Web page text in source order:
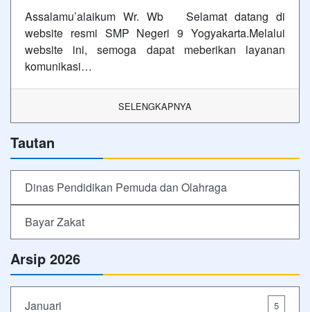
Assalamu’alaikum Wr. Wb Selamat datang di
website resmi SMP Negeri 9 Yogyakarta.Melalui
website ini, semoga dapat meberikan layanan
komunikasi…
SELENGKAPNYA
Tautan
Dinas Pendidikan Pemuda dan Olahraga
Bayar Zakat
Arsip 2026
Januari 5